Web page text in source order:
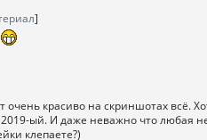
]
очень красиво на скриншотах
ый. И даже неважно что любая
клепаете?)